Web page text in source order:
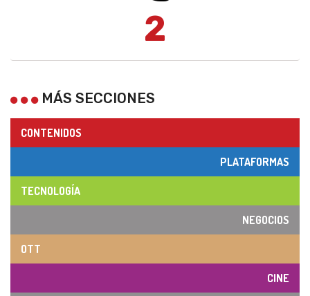
2
MÁS SECCIONES
CONTENIDOS
PLATAFORMAS
TECNOLOGÍA
NEGOCIOS
OTT
CINE